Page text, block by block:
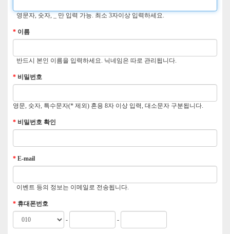
영문자, 숫자, _ 만 입력 가능. 최소 3자이상 입력하세요.
* 이름
반드시 본인 이름을 입력하세요. 닉네임은 따로 관리됩니다.
* 비밀번호
영문, 숫자, 특수문자(* 제외) 혼용 8자 이상 입력, 대소문자 구분됩니다.
* 비밀번호 확인
* E-mail
이벤트 등의 정보는 이메일로 전송됩니다.
* 휴대폰번호
- -